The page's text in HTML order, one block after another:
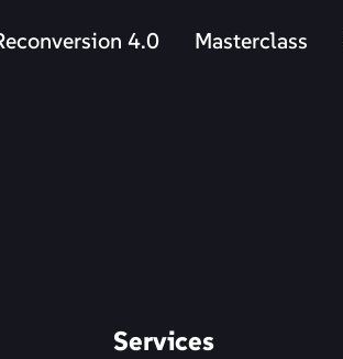
4.0 Masterclass
Services